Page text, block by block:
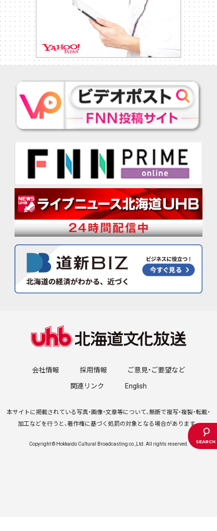
会社情報 採用情報 ご意見・ご要望など
関連リンク English
本サイトに掲載されている写真・画像・文章等について、無断で複写・複製・転載・
加工などを行うと、著作権に基づく処罰の対象となる場合があります。
Copyright © Hokkaido Cultural Broadcasting co.,Ltd. All rights reserved.